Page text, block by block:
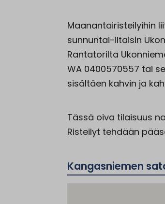
Maanantairisteilyihin
sunnuntai-iltaisin
Rantatorilta
WA 0400570557 tai
sisältäen kahvin ja
Tässä oiva tilaisuus
Risteilyt tehdään
Kangasniemen